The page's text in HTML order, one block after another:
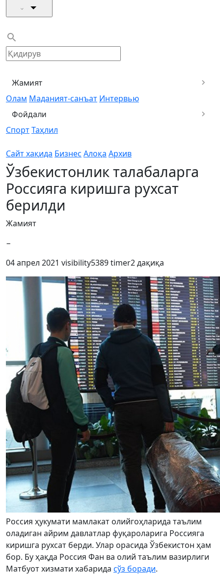
Жамият
Олам Маданият-санъат Интервью
Фойдали
СпортТаҳлил
Сайт хақида Бизнес Алоқа Архив
Ўзбекистонлик талабаларга
Россияга киришга рухсат
берилди
Жамият
−
04 апрел 2021 visibility5389timer2 дақиқа
Россия ҳукумати мамлакат олийгоҳларида таълим
оладиган айрим давлатлар фуқароларига Россияга
киришга рухсат берди. Улар орасида Ўзбекистон ҳам
бор. Бу ҳақда Россия Фан ва олий таълим вазирлиги
Матбуот хизмати хабарида сўз боради.